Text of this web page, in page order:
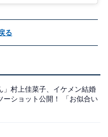
る
」村上佳菜子、イケメン結婚
ーショット公開！ 「お似合い